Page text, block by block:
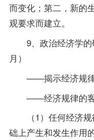
而变化；第二，新的
观要求而建立。
9、政治经济学的
月）
——揭示经济规
——经济规律的
（1）任何经济规
础上产生和发生作用